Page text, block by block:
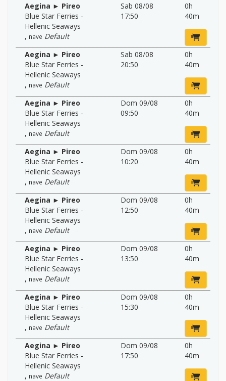
Aegina ► Pireo
Blue Star Ferries -
Hellenic Seaways
, nave Default
Sab 08/08
17:50
0h
40m
Aegina ► Pireo
Blue Star Ferries -
Hellenic Seaways
, nave Default
Sab 08/08
20:50
0h
40m
Aegina ► Pireo
Blue Star Ferries -
Hellenic Seaways
, nave Default
Dom 09/08
09:50
0h
40m
Aegina ► Pireo
Blue Star Ferries -
Hellenic Seaways
, nave Default
Dom 09/08
10:20
0h
40m
Aegina ► Pireo
Blue Star Ferries -
Hellenic Seaways
, nave Default
Dom 09/08
12:50
0h
40m
Aegina ► Pireo
Blue Star Ferries -
Hellenic Seaways
, nave Default
Dom 09/08
13:50
0h
40m
Aegina ► Pireo
Blue Star Ferries -
Hellenic Seaways
, nave Default
Dom 09/08
15:30
0h
40m
Aegina ► Pireo
Blue Star Ferries -
Hellenic Seaways
, nave Default
Dom 09/08
17:50
0h
40m